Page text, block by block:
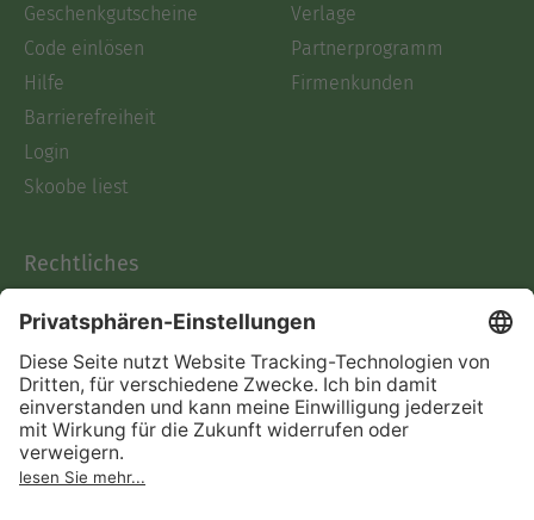
Geschenkgutscheine
Code einlösen
Hilfe
Barrierefreiheit
Login
Skoobe liest
Verlage
Partnerprogramm
Firmenkunden
Rechtliches
AGB
Informationen nach Data
Act
Verträge hier kündigen
Impressum